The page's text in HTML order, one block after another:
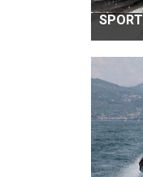
סירת דייג ספורטיבית SPORT